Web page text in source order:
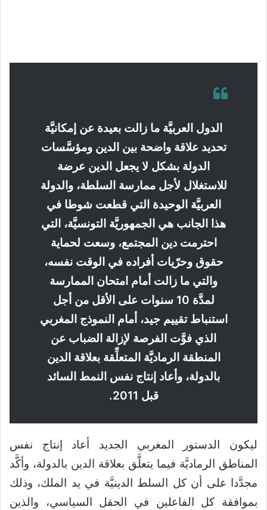
الدول العربيَّة ما زالت بعيدة عن إمكانيَّة
تحديد علاقة واضحة بين الدين ومؤسَّسات
الدولة بشكل لا يجعل الدين عرضة
للاستغلال لأجل ممارسة السلطة، والدولة
العربيَّة الوحيدة التي قطعت شوطا في
هذا الجانب هي الجمهوريَّة التونسيَّة، التي
احترمت دين المجتمع، وسعت لحماية
حقوق وحرّيات أفراده في الوقت نفسه،
والتي ما زالت أمام امتحان الممارسة
لمدَّة 10 سنوات على الأقل من أجل
استنباط تقييم جيد، أمام النموذج المغربي
الذي فوَّت الفرصة لإزالة الضباب عن
المنطقة الرماديَّة المتعلِّقة بعلاقة الدين
بالدولة، وأعاد إنتاج نفس النمط السائد
قبل 2011.
ليكون الدستور المغربي الجديد أعاد إنتاج نفس
المناطق الرماديَّة فيما يتعلَّق بعلاقة الدين بالدولة، وأكَّد
مجدَّدا على أن كل السلط الدينيَّة في يد الملك، وذلك
بموافقة كل الفاعلين في الحقل السياسي، والذين